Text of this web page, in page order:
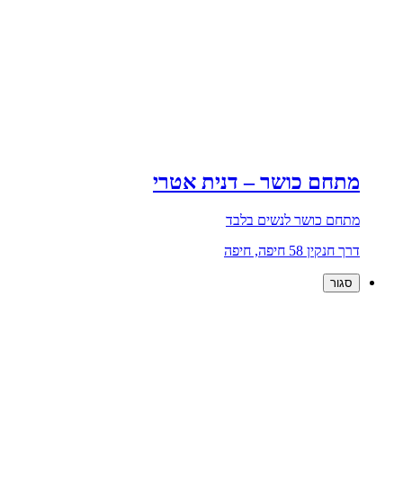
מתחם כושר – דנית אטרי
מתחם כושר לנשים בלבד
דרך חנקין 58 חיפה, חיפה
סגור